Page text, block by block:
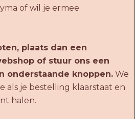
of wil je ermee
plaats dan een
of stuur ons een
onderstaande knoppen. We
als je bestelling klaarstaat en
halen.